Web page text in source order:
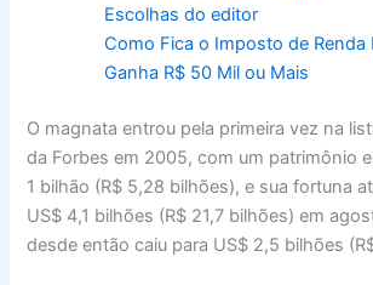
Escolhas do editor
Como Fica o Imposto de Renda
Ganha R$ 50 Mil ou Mais
O magnata entrou pela primeira vez na
da Forbes em 2005, com um patrimônio
1 bilhão (R$ 5,28 bilhões), e sua fortuna
US$ 4,1 bilhões (R$ 21,7 bilhões) em
desde então caiu para US$ 2,5 bilhões